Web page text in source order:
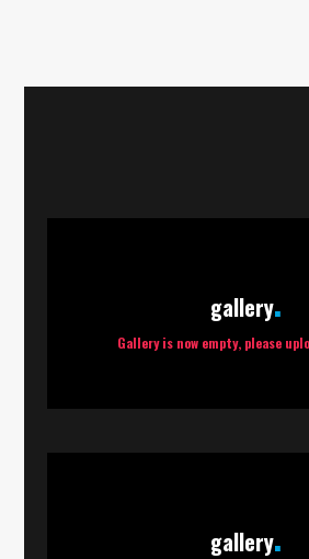
gallery
Gallery is now empty, please
gallery